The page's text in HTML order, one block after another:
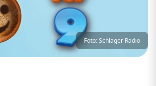
Foto: Schlager Radio